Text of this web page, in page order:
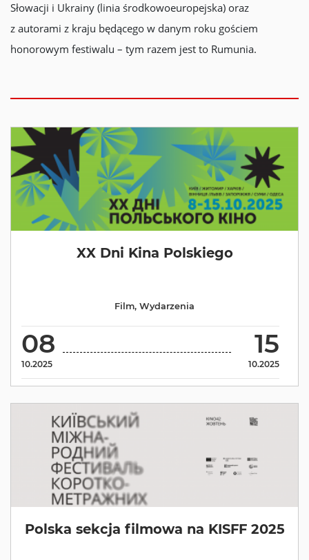
Słowacji i Ukrainy (linia środkowoeuropejska) oraz
z autorami z kraju będącego w danym roku gościem
honorowym festiwalu – tym razem jest to Rumunia.
XX Dni Kina Polskiego
08
10.2025
15
10.2025
Film, Wydarzenia
Polska sekcja filmowa na KISFF 2025